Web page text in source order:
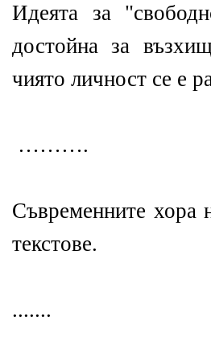
Идеята за
достойна за
чиято личност се е
……….
Съвременните хора
текстове.
.......